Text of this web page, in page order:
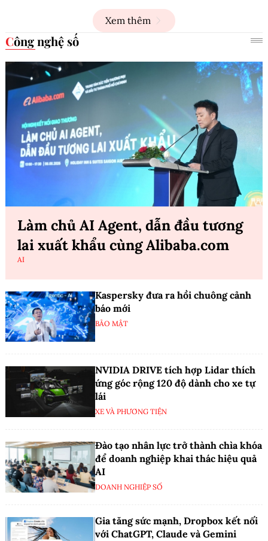
Xem thêm
Công nghệ số
Làm chủ AI Agent, dẫn đầu tương
lai xuất khẩu cùng Alibaba.com
AI
Kaspersky đưa ra hồi chuông cảnh
báo mới
BẢO MẬT
NVIDIA DRIVE tích hợp Lidar thích
ứng góc rộng 120 độ dành cho xe tự
lái
XE VÀ PHƯƠNG TIỆN
Đào tạo nhân lực trở thành chìa khóa
để doanh nghiệp khai thác hiệu quả
AI
DOANH NGHIỆP SỐ
Gia tăng sức mạnh, Dropbox kết nối
với ChatGPT, Claude và Gemini